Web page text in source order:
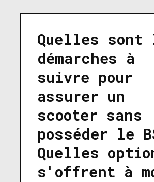
Quelles sont
démarches à
suivre pour
assurer un
scooter sans
posséder le
Quelles
s'offrent à